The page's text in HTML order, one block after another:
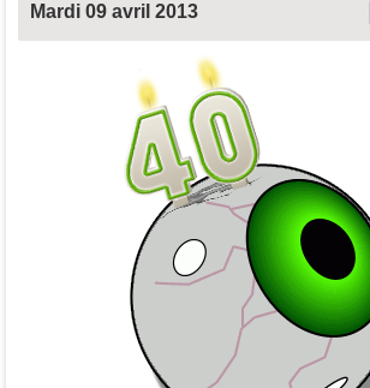
Mardi 09 avril 2013